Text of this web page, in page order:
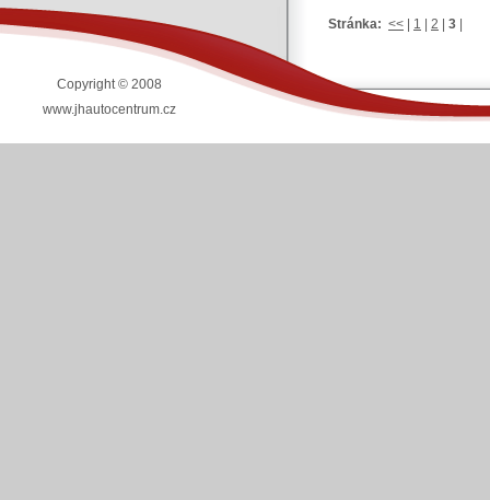
Stránka: << 1 2 3
Copyright © 2008
www.jhautocentrum.cz